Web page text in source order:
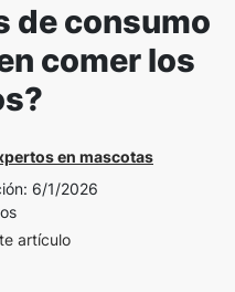
de consumo
comer los
en mascotas
: 6/1/2026
artículo